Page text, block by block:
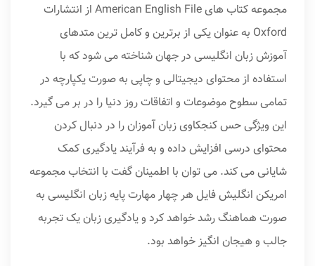
مجموعه کتاب های American English File از انتشارات
Oxford به عنوان یکی از برترین و کامل ترین متدهای
آموزش زبان انگلیسی در جهان شناخته می شود که با
استفاده از محتوای دیجیتالی و چاپی به صورت یکپارچه در
تمامی سطوح موضوعات و اتفاقات روز دنیا را در بر می گیرد.
این ویژگی حس کنجکاوی زبان آموزان را در دنبال کردن
محتوای درسی افزایش داده و به فرآیند یادگیری کمک
شایانی می کند. می توان با اطمینان گفت با انتخاب مجموعه
امریکن انگلیش فایل هر چهار مهارت پایه زبان انگلیسی به
صورت هماهنگ رشد خواهد کرد و یادگیری زبان یک تجربه
جالب و هیجان انگیز خواهد بود.